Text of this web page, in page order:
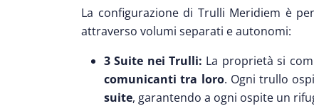
La configurazione di Trulli Meridiem è
attraverso volumi separati e autonomi:
3 Suite nei Trulli: La proprietà si
comunicanti tra loro. Ogni trullo
suite, garantendo a ogni ospite un